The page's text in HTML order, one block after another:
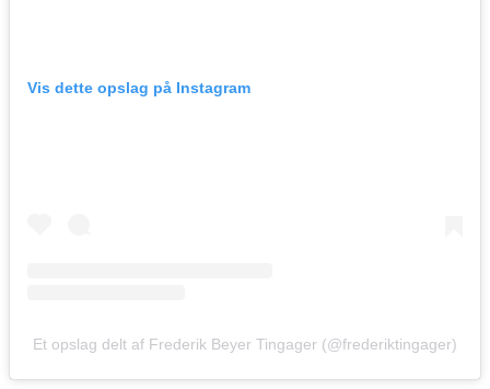
Vis dette opslag på Instagram
Et opslag delt af Frederik Beyer Tingager (@frederiktingager)